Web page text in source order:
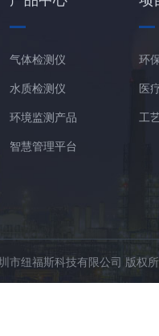
气体检测仪
水质检测仪
环境监测产品
智慧管理平台
环
医
工
市纽福斯科技有限公司 版